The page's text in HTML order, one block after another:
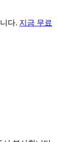
다. 지금 무료